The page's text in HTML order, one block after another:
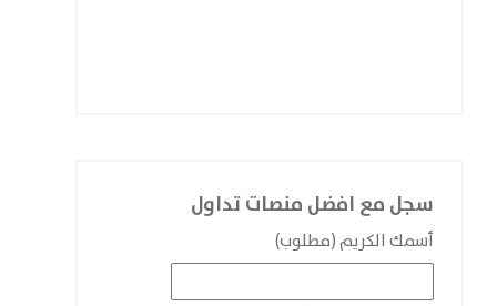
سجل مع افضل منصات تداول
أسمك الكريم (مطلوب)